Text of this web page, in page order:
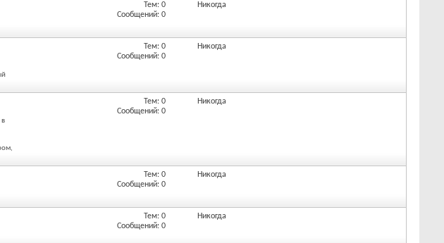
Тем: 0
Сообщений: 0
Никогда
Тем: 0
Сообщений: 0
Никогда
в
Тем: 0
Сообщений: 0
Никогда
Тем: 0
Сообщений: 0
Никогда
Тем: 0
Сообщений: 0
Никогда